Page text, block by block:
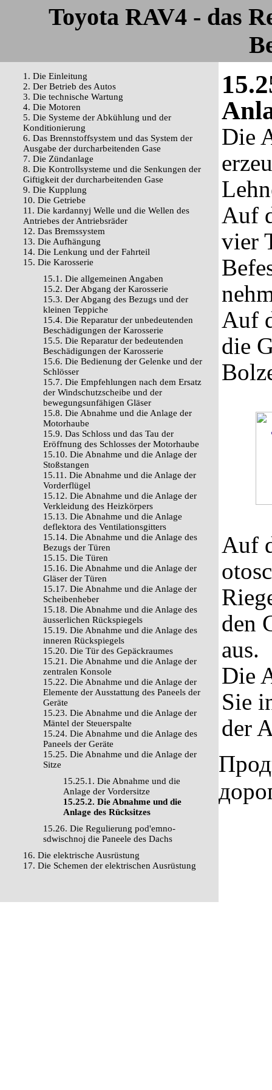
Toyota RAV4 - das
1. Die Einleitung
2. Der Betrieb des Autos
3. Die technische Wartung
4. Die Motoren
5. Die Systeme der Abkühlung und der
Konditionierung
6. Das Brennstoffsystem und das System der
Ausgabe der durcharbeitenden Gase
7. Die Zündanlage
8. Die Kontrollsysteme und die Senkungen der
Giftigkeit der durcharbeitenden Gase
9. Die Kupplung
10. Die Getriebe
11. Die kardannyj Welle und die Wellen des
Antriebes der Antriebsräder
12. Das Bremssystem
13. Die Aufhängung
14. Die Lenkung und der Fahrteil
15. Die Karosserie
15.1. Die allgemeinen Angaben
15.2. Der Abgang der Karosserie
15.3. Der Abgang des Bezugs und der
kleinen Teppiche
15.4. Die Reparatur der unbedeutenden
Beschädigungen der Karosserie
15.5. Die Reparatur der bedeutenden
Beschädigungen der Karosserie
15.6. Die Bedienung der Gelenke und der
Schlösser
15.7. Die Empfehlungen nach dem Ersatz
der Windschutzscheibe und der
bewegungsunfähigen Gläser
15.8. Die Abnahme und die Anlage der
Motorhaube
15.9. Das Schloss und das Tau der
Eröffnung des Schlosses der Motorhaube
15.10. Die Abnahme und die Anlage der
Stoßstangen
15.11. Die Abnahme und die Anlage der
Vorderflügel
15.12. Die Abnahme und die Anlage der
Verkleidung des Heizkörpers
15.13. Die Abnahme und die Anlage
deflektora des Ventilationsgitters
15.14. Die Abnahme und die Anlage des
Bezugs der Türen
15.15. Die Türen
15.16. Die Abnahme und die Anlage der
Gläser der Türen
15.17. Die Abnahme und die Anlage der
Scheibenheber
15.18. Die Abnahme und die Anlage des
äusserlichen Rückspiegels
15.19. Die Abnahme und die Anlage des
inneren Rückspiegels
15.20. Die Tür des Gepäckraumes
15.21. Die Abnahme und die Anlage der
zentralen Konsole
15.22. Die Abnahme und die Anlage der
Elemente der Ausstattung des Paneels der
Geräte
15.23. Die Abnahme und die Anlage der
Mäntel der Steuerspalte
15.24. Die Abnahme und die Anlage des
Paneels der Geräte
15.25. Die Abnahme und die Anlage der
Sitze
15.25.1. Die Abnahme und die
Anlage der Vordersitze
15.25.2. Die Abnahme und die
Anlage des Rücksitzes
15.26. Die Regulierung pod'emno-
sdwischnoj die Paneele des Dachs
16. Die elektrische Ausrüstung
17. Die Schemen der elektrischen Ausrüstung
Die
Auf
vier
Auf
die
Auf
den
aus.
Die
Sie
der